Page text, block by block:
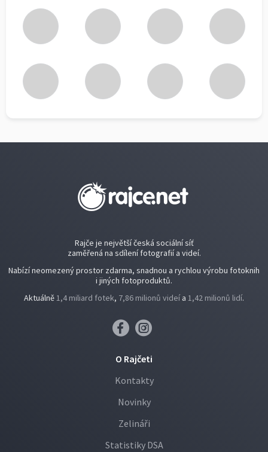
Rajče je největší česká sociální síť
zaměřená na sdílení fotografií a videí.
Nabízí neomezený prostor zdarma, snadnou a rychlou výrobu fotoknih
i jiných fotoproduktů.
Aktuálně1,4 miliard fotek, 7,86 milionů videí a 1,42 milionů lidí.
O Rajčeti
Kontakty
Novinky
Zelináři
Statistiky DSA